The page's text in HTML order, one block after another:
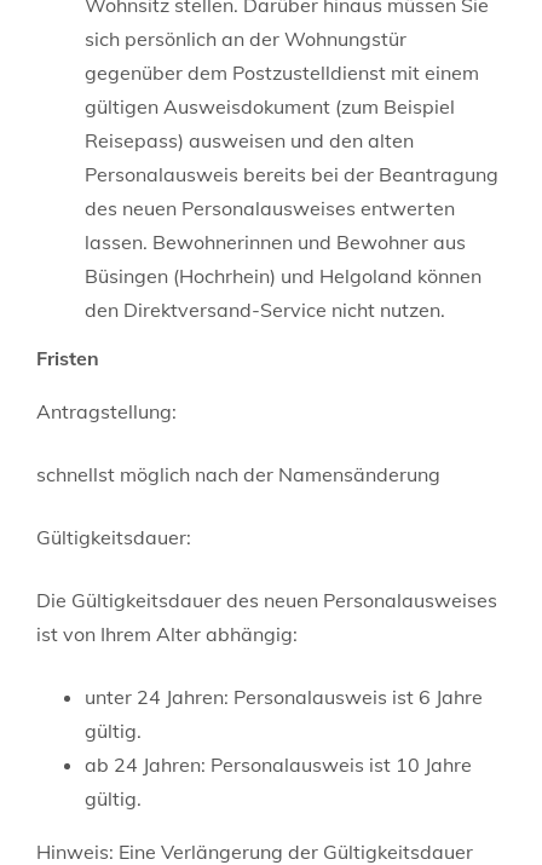
sich persönlich an der Wohnungstür
gegenüber dem Postzustelldienst mit einem
gültigen Ausweisdokument (zum Beispiel
Reisepass) ausweisen und den alten
Personalausweis bereits bei der Beantragung
des neuen Personalausweises entwerten
lassen. Bewohnerinnen und Bewohner aus
Büsingen (Hochrhein) und Helgoland können
den Direktversand-Service nicht nutzen.
Fristen
Antragstellung:
schnellst möglich nach der Namensänderung
Gültigkeitsdauer:
Die Gültigkeitsdauer des neuen Personalausweises
ist von Ihrem Alter abhängig:
unter 24 Jahren: Personalausweis ist 6 Jahre
gültig.
ab 24 Jahren: Personalausweis ist 10 Jahre
gültig.
Hinweis: Eine Verlängerung der Gültigkeitsdauer